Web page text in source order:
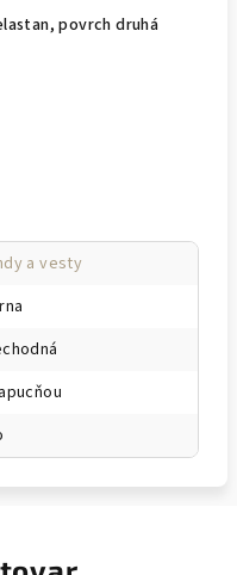
povrch druhá
a vesty